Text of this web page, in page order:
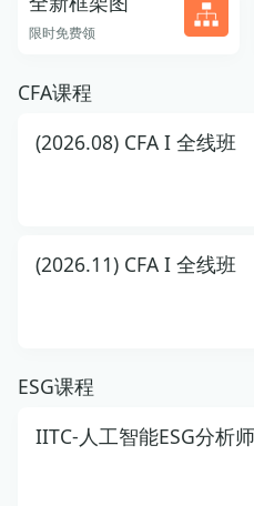
限时免费领
CFA课程
(2026.08) CFA I 全线班
(2026.11) CFA I 全线班
ESG课程
IITC-人工智能ESG分析